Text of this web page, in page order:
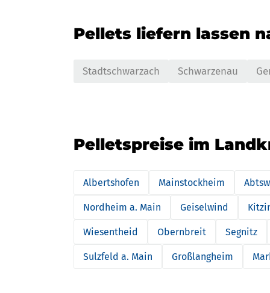
Pellets liefern lassen
Stadtschwarzach Schwarzenau
Pelletspreise im
Albertshofen Mainstockheim
Nordheim a. Main Geiselwind
Wiesentheid Obernbreit Segnitz
Sulzfeld a. Main Großlangheim